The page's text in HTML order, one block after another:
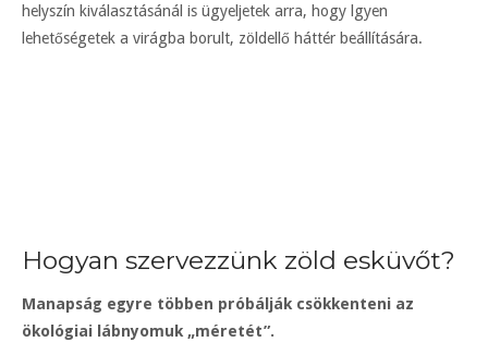
helyszín kiválasztásánál is ügyeljetek arra, hogy lgyen
lehetőségetek a virágba borult, zöldellő háttér beállítására.
Hogyan szervezzünk zöld esküvőt?
Manapság egyre többen próbálják csökkenteni az
ökológiai lábnyomuk „méretét”.